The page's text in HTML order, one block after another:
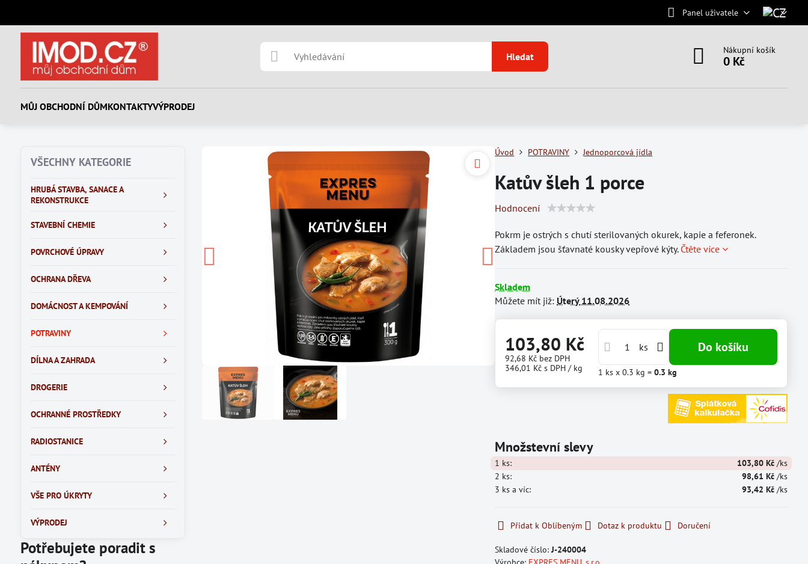
Panel uživatele
Hledat
Nákupní košík
0 Kč
MŮJ OBCHODNÍ DŮMKONTAKTYVÝPRODEJ
Úvod POTRAVINY Jednoporcová jídla
Katův šleh 1 porce
Hodnocení
Pokrm je ostrých s chutí sterilovaných okurek, kapie a feferonek.
Základem jsou šťavnaté kousky vepřové kýty. Čtěte více
Skladem
Můžete mít již: Úterý11.08.2026
103,80 Kč
92,68 Kč bez DPH
346,01 Kč s DPH / kg
ks Do košíku
1 ksx 0.3 kg =0.3 kg
Množstevní slevy
1 ks: 103,80 Kč /ks
2 ks: 98,61 Kč /ks
3 ks a víc: 93,42 Kč /ks
Přidat k Oblíbeným Dotaz k produktu Doručení
Skladové číslo:J-240004
VŠECHNY KATEGORIE
HRUBÁ STAVBA, SANACE A
REKONSTRUKCE
STAVEBNÍ CHEMIE
POVRCHOVÉ ÚPRAVY
OCHRANA DŘEVA
DOMÁCNOST A KEMPOVÁNÍ
POTRAVINY
DÍLNA A ZAHRADA
DROGERIE
OCHRANNÉ PROSTŘEDKY
RADIOSTANICE
ANTÉNY
VŠE PRO ÚKRYTY
VÝPRODEJ
Potřebujete poradit s